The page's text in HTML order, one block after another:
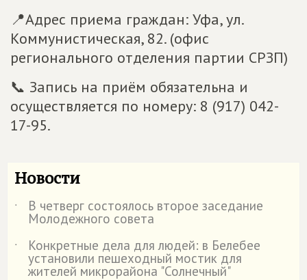
📍Адрес приема граждан: Уфа, ул.
Коммунистическая, 82. (офис
регионального отделения партии СРЗП)
📞 Запись на приём обязательна и
осуществляется по номеру: 8 (917) 042-
17-95.
Новости
˙ В четверг состоялось второе заседание
Молодежного совета
˙
Конкретные дела для людей: в Белебее
установили пешеходный мостик для
жителей микрорайона "Солнечный"